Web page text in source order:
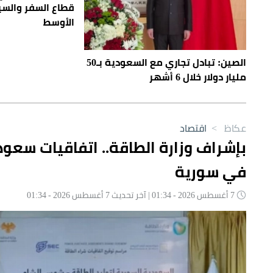
الصين: تبادل تجاري مع السعودية بـ50
مليار دولار خلال 6 أشهر
قطاع السفر
الأوسط
عكاظ > اقتصاد
في سورية